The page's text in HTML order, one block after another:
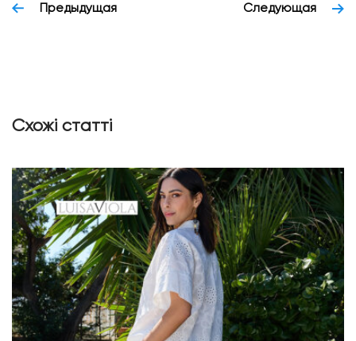
Предыдущая Следующая
Схожі статті